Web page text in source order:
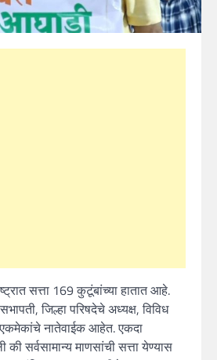
सत्ता 169 कुटूंबांच्या हातात आहे.
जिल्हा परिषदेचे अध्यक्ष, विविध
एकमेकांचे नातेवाईक आहेत. एकदा
की सर्वसामान्य माणसांची सत्ता येण्यास